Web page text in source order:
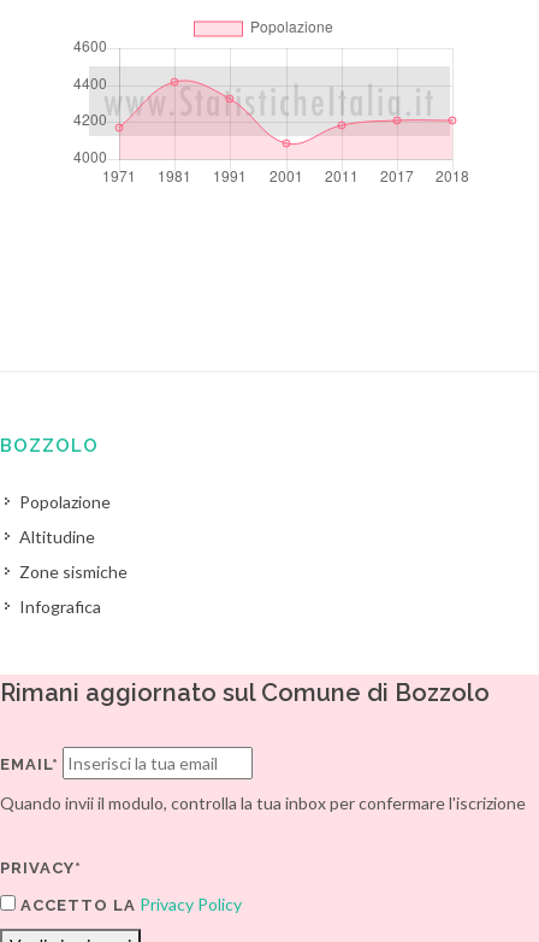
BOZZOLO
Popolazione
Altitudine
Zone sismiche
Infografica
Rimani aggiornato sul Comune di Bozzolo
EMAIL*
Quando invii il modulo, controlla la tua inbox per confermare l'iscrizione
PRIVACY*
ACCETTO LA Privacy Policy